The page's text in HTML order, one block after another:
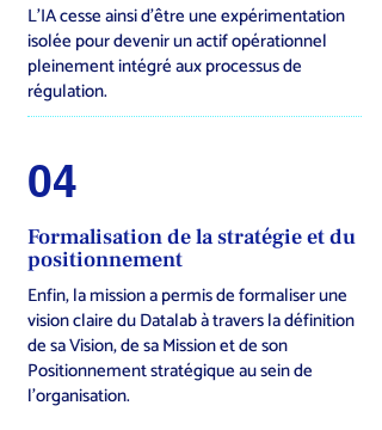
L’IA cesse ainsi d’être une expérimentation
isolée pour devenir un actif opérationnel
pleinement intégré aux processus de
régulation.
04
Formalisation de la stratégie et du
positionnement
Enfin, la mission a permis de formaliser une
vision claire du Datalab à travers la définition
de sa Vision, de sa Mission et de son
Positionnement stratégique au sein de
l’organisation.